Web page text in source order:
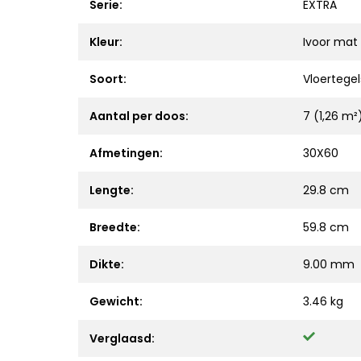
Serie: EXTRA
Kleur: Ivoor mat
Soort:
Aantal per doos: 7 (1,26
Afmetingen: 30X60
Lengte: 29.8 cm
Breedte: 59.8 cm
Dikte: 9.00 mm
Gewicht: 3.46 kg
Verglaasd: